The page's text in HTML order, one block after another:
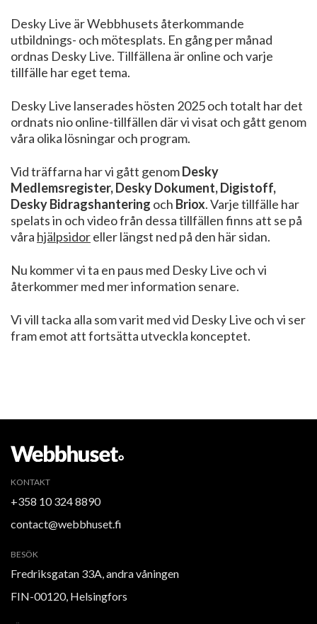
Desky Live är Webbhusets återkommande
utbildnings- och mötesplats. En gång per månad
ordnas Desky Live. Tillfällena är online och varje
tillfälle har eget tema.
Desky Live lanserades hösten 2025 och totalt har det
ordnats nio online-tillfällen där vi visat och gått genom
våra olika lösningar och program.
Vid träffarna har vi gått genomDesky
Medlemsregister, Desky Dokument, Digistoff,
Desky Bidragshantering och Briox. Varje tillfälle har
spelats in och video från dessa tillfällen finns att se på
våra hjälpsidoreller längst ned på den här sidan.
Nu kommer vi ta en paus med Desky Live och vi
återkommer med mer information senare.
Vi vill tacka alla som varit med vid Desky Live och vi ser
fram emot att fortsätta utveckla konceptet.
KONTAKT
+358 10 324 8890
contact@webbhuset.fi
BESÖK
Fredriksgatan 33A, andra våningen
FIN-00120, Helsingfors